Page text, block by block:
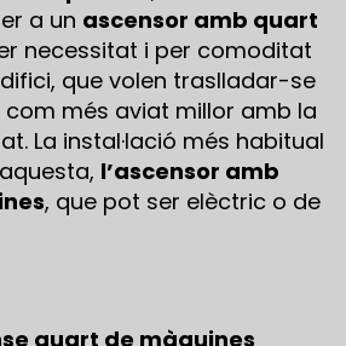
a un ascensor amb quart
necessitat i per comoditat
que volen traslladar-se
més aviat millor amb la
La instal·lació més habitual
l’ascensor amb
, que pot ser elèctric o de
quart de màquines